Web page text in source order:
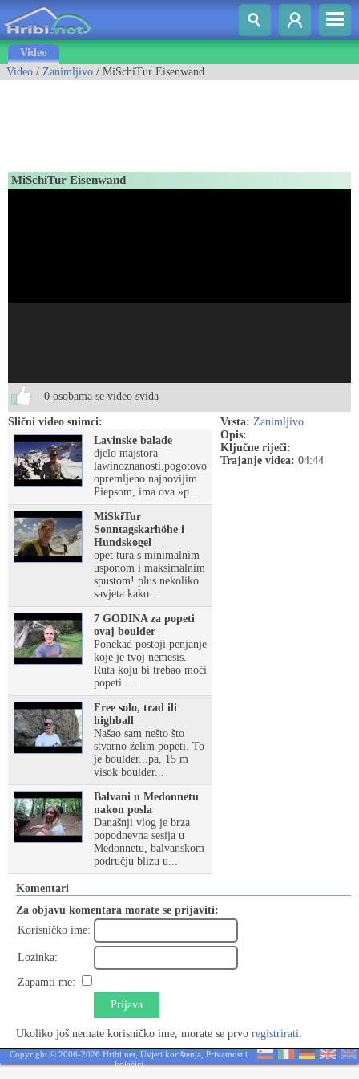
Video
Video / Zanimljivo / MiSchiTur Eisenwand
MiSchiTur Eisenwand
0 osobama se video sviđa
Slični video snimci:
Lavinske balade
djelo majstora
lawinoznanosti,pogotovo
opremljeno najnovijim
Piepsom, ima ova »p...
MiSkiTur
Sonntagskarhöhe i
Hundskogel
opet tura s minimalnim
usponom i maksimalnim
spustom! plus nekoliko
savjeta kako...
7 GODINA za popeti
ovaj boulder
Ponekad postoji penjanje
koje je tvoj nemesis.
Ruta koju bi trebao moći
popeti.....
Free solo, trad ili
highball
Našao sam nešto što
stvarno želim popeti. To
je boulder...pa, 15 m
visok boulder...
Balvani u Medonnetu
nakon posla
Današnji vlog je brza
popodnevna sesija u
Medonnetu, balvanskom
području blizu u...
Vrsta: Zanimljivo
Opis:
Ključne riječi:
Trajanje videa: 04:44
Komentari
Za objavu komentara morate se prijaviti:
Korisničko ime:
Lozinka:
Zapamti me:
Prijava
Ukoliko još nemate korisničko ime, morate se prvo registrirati.
Copyright © 2006-2026 Hribi.net, Uvjeti korištenja Privatnost i
kolačići